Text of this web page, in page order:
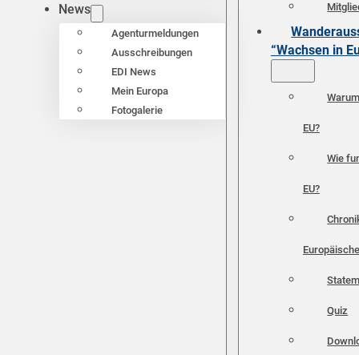
News
Agenturmeldungen
Ausschreibungen
EDI News
Mein Europa
Fotogalerie
“Wachsen in
EU?
Wie
EU?
Quiz